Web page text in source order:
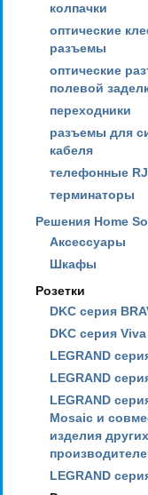
колпачки
оптические
разъемы
оптические
полевой
переходники
разъемы для
кабеля
телефонные
терминаторы
Решения Home
Аксессуары
Шкафы
Розетки
DKC серия
DKC серия Viva
LEGRAND
LEGRAND
LEGRAND
Mosaic и
изделия других
LEGRAND